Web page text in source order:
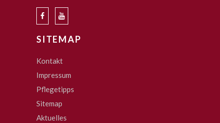
SITEMAP
Kontakt
Impressum
Pflegetipps
Sitemap
Aktuelles